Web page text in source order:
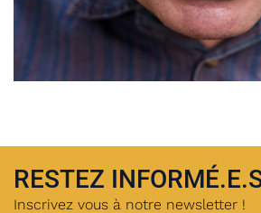
RESTEZ
Inscrivez vous à notre newsletter !